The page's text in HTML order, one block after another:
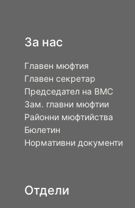
За нас
Главен мюфтия
Главен секретар
Председател на ВМС
Зам. главни мюфтии
Районни мюфтийства
Бюлетин
Нормативни документи
Отдели